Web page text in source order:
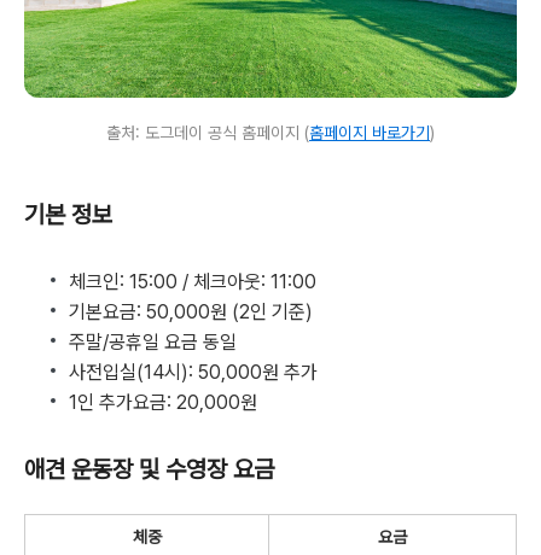
출처: 도그데이 공식 홈페이지 (홈페이지 바로가기 )
기본 정보
체크인: 15:00 / 체크아웃: 11:00
기본요금: 50,000원 (2인 기준)
주말/공휴일 요금 동일
사전입실(14시): 50,000원 추가
1인 추가요금: 20,000원
애견 운동장 및 수영장 요금
체중 요금